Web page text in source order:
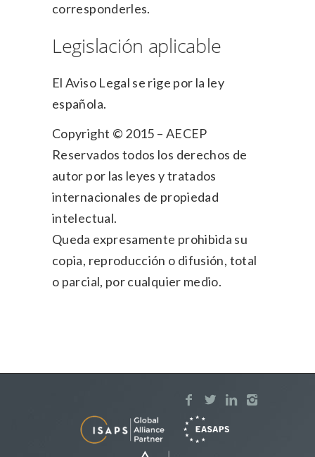
corresponderles.
Legislación aplicable
El Aviso Legal se rige por la ley
española.
Copyright © 2015 – AECEP
Reservados todos los derechos de
autor por las leyes y tratados
internacionales de propiedad
intelectual.
Queda expresamente prohibida su
copia, reproducción o difusión, total
o parcial, por cualquier medio.